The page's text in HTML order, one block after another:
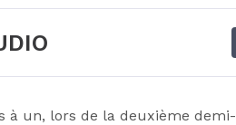
à un, lors de la deuxième